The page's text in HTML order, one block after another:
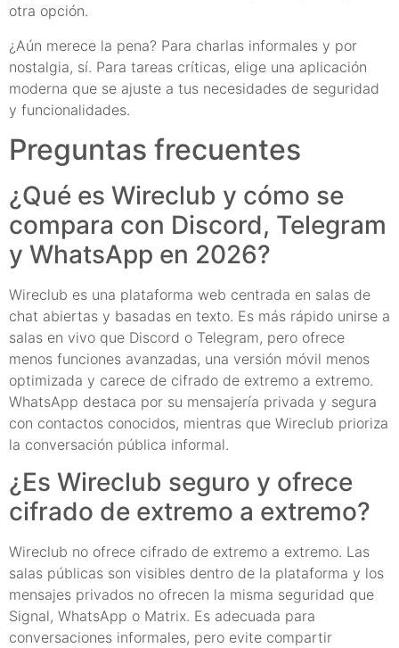
otra opción.
¿Aún merece la pena? Para charlas informales y por
nostalgia, sí. Para tareas críticas, elige una aplicación
moderna que se ajuste a tus necesidades de seguridad
y funcionalidades.
Preguntas frecuentes
¿Qué es Wireclub y cómo se
compara con Discord, Telegram
y WhatsApp en 2026?
Wireclub es una plataforma web centrada en salas de
chat abiertas y basadas en texto. Es más rápido unirse a
salas en vivo que Discord o Telegram, pero ofrece
menos funciones avanzadas, una versión móvil menos
optimizada y carece de cifrado de extremo a extremo.
WhatsApp destaca por su mensajería privada y segura
con contactos conocidos, mientras que Wireclub prioriza
la conversación pública informal.
¿Es Wireclub seguro y ofrece
cifrado de extremo a extremo?
Wireclub no ofrece cifrado de extremo a extremo. Las
salas públicas son visibles dentro de la plataforma y los
mensajes privados no ofrecen la misma seguridad que
Signal, WhatsApp o Matrix. Es adecuada para
conversaciones informales, pero evite compartir